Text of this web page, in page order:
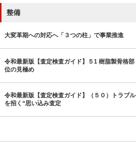
整備
大変革期への対応へ「３つの柱」で事業推進
令和最新版【査定検査ガイド】５1 樹脂製骨格部
位の見極め
令和最新版【査定検査ガイド】（５０）トラブル
を招く“思い込み査定